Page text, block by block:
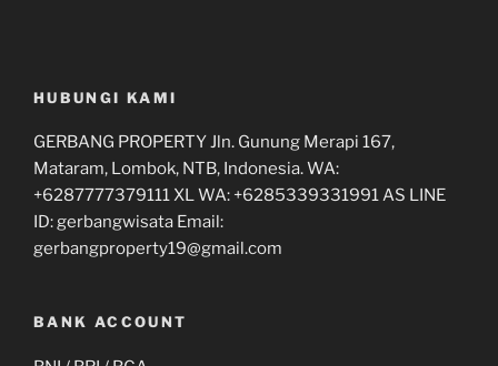
HUBUNGI KAMI
GERBANG PROPERTY Jln. Gunung Merapi 167,
Mataram, Lombok, NTB, Indonesia. WA:
+6287777379111 XL WA: +6285339331991 AS LINE
ID: gerbangwisata Email:
gerbangproperty19@gmail.com
BANK ACCOUNT